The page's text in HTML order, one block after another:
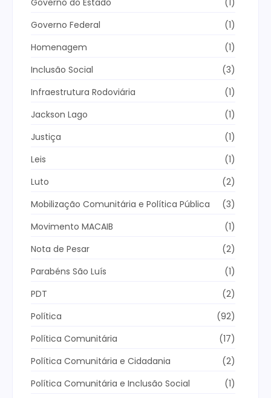
Governo do Estado
(1)
Governo Federal
(1)
Homenagem
(1)
Inclusão Social
(3)
Infraestrutura Rodoviária
(1)
Jackson Lago
(1)
Justiça
(1)
Leis
(1)
Luto
(2)
Mobilização Comunitária e Política Pública
(3)
Movimento MACAIB
(1)
Nota de Pesar
(2)
Parabéns São Luís
(1)
PDT
(2)
Política
(92)
Política Comunitária
(17)
Política Comunitária e Cidadania
(2)
Política Comunitária e Inclusão Social
(1)